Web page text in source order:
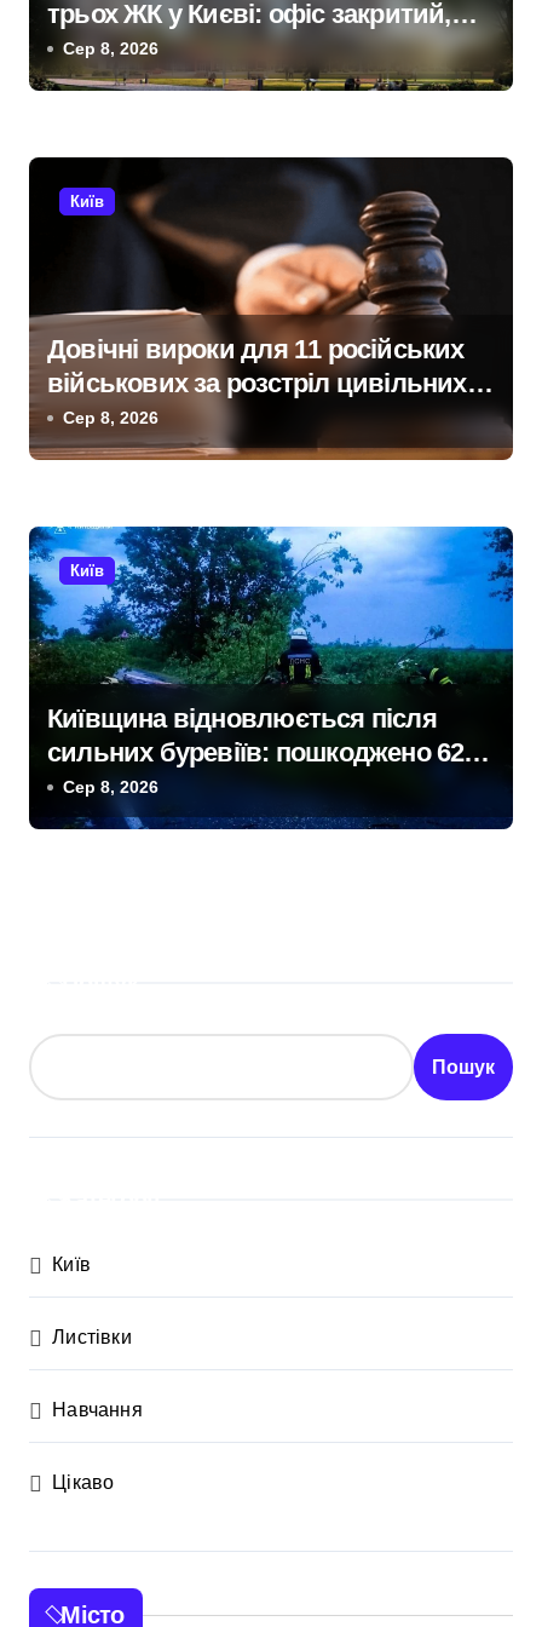
и
с
і
трьох ЖК у Києві: офіс закритий,
телефони мовчать, керівник
покинув місто
Сер 8, 2026
Київ
Довічні вироки для 11 російських
військових за розстріл цивільних
на Київщині
Сер 8, 2026
Київ
Київщина відновлюється після
сильних буревіїв: пошкоджено 62
будинки, понад 18 тисяч родин
залишились без електрики
Сер 8, 2026
Пошук
Київ
Листівки
Навчання
Цікаво
Місто